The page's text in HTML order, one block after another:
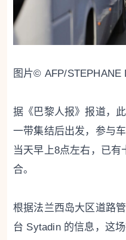
图片©️ AFP/STEPHANE
据《巴黎人报》报道，
一带集结后出发，参与
当天早上8点左右，已
合。
根据法兰西岛大区道路
台 Sytadin 的信息，这